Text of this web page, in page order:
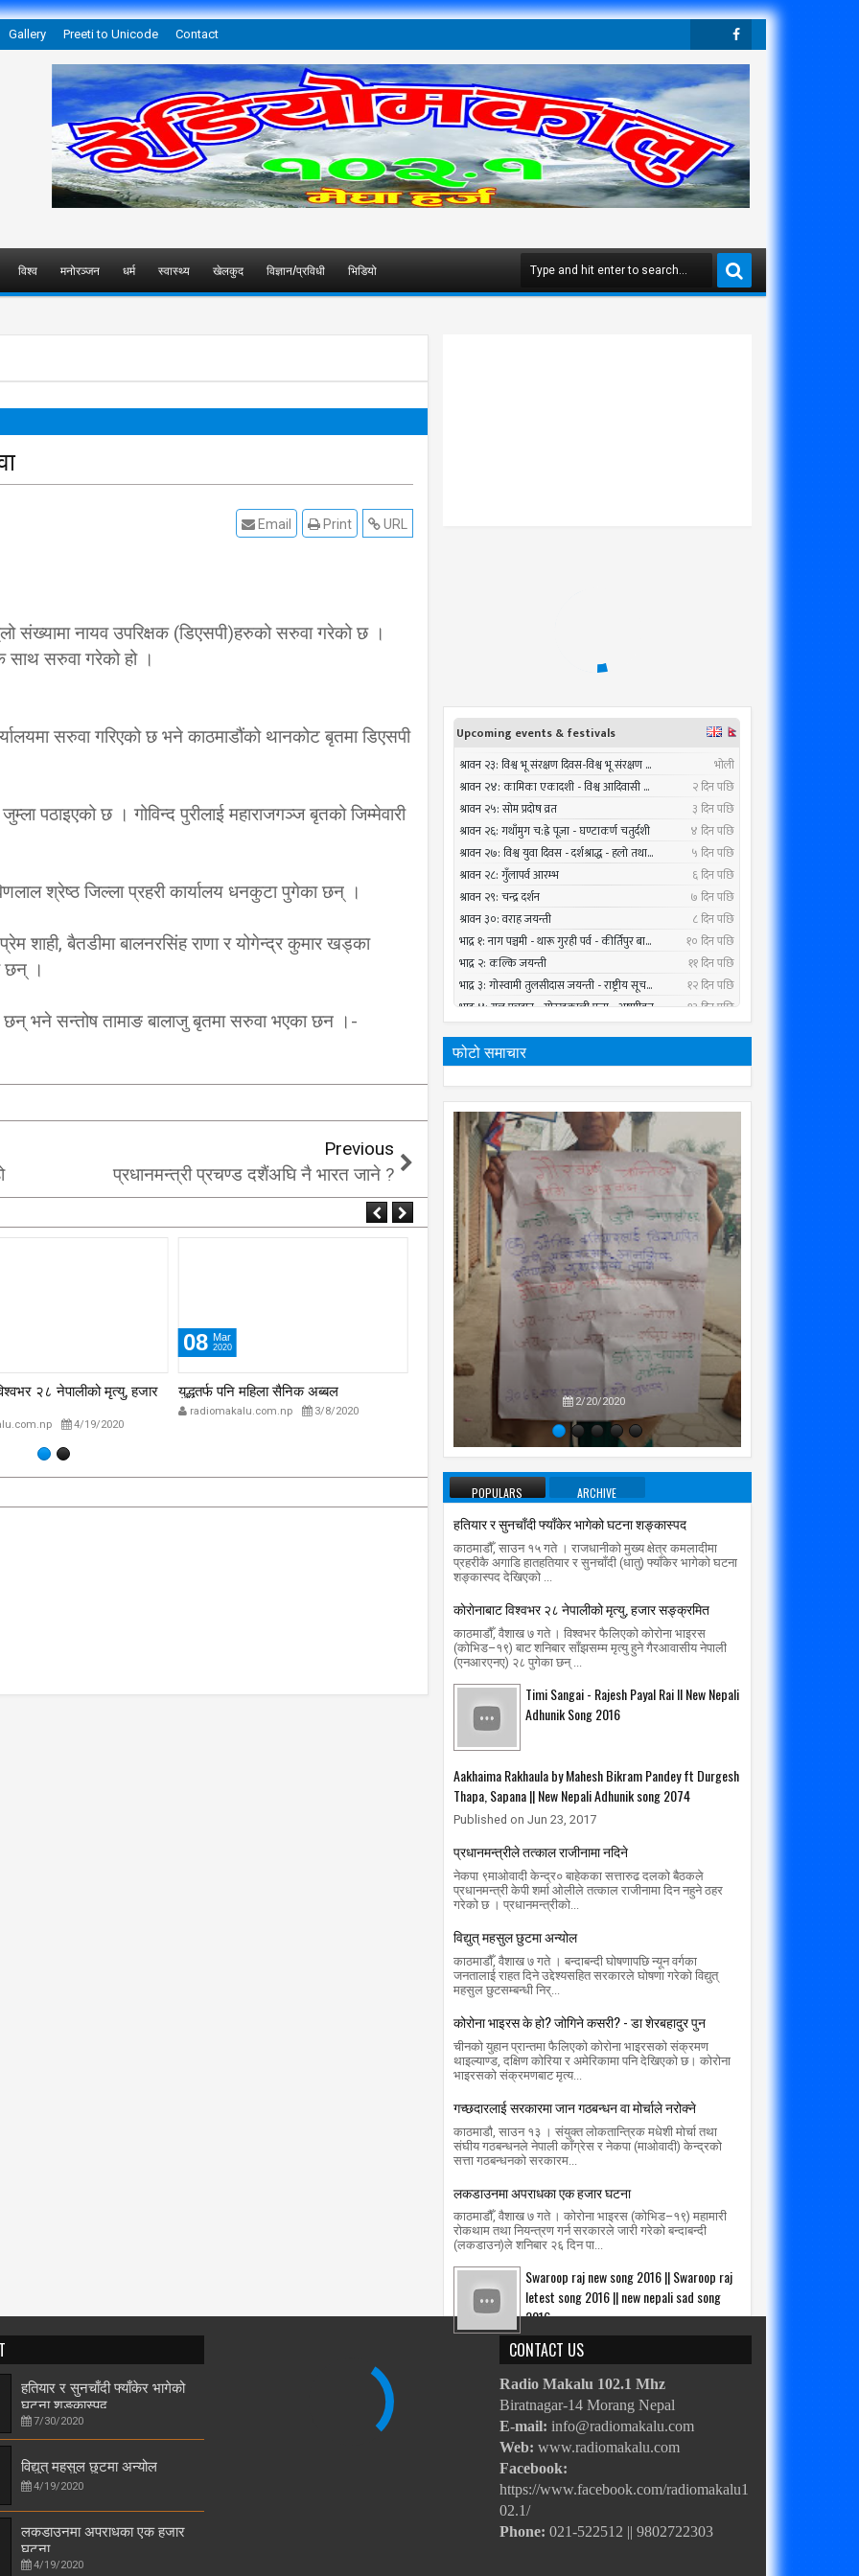
Gallery Preeti to Unicode Contact
Face
K
Twit
विश्व मनोरञ्जन धर्म स्वास्थ्य खेलकुद विज्ञान/प्रविधी भिडियो
URL
Print
Email
संख्यामा नायव उपरिक्षक (डिएसपी)हरुको सरुवा गरेको छ ।
साथ सरुवा गरेको हो ।
सरुवा गरिएको छ भने काठमाडौंको थानकोट बृतमा डिएसपी
पठाइएको छ । गोविन्द पुरीलाई महाराजगञ्ज बृतको जिम्मेवारी
श्रेष्ठ जिल्ला प्रहरी कार्यालय धनकुटा पुगेका छन् ।
शाही, बैतडीमा बालनरसिंह राणा र योगेन्द्र कुमार खड्का
छन् ।
भने सन्तोष तामाङ बालाजु बृतमा सरुवा भएका छन ।-
Previous
प्रधानमन्त्री प्रचण्ड दशैंअघि नै भारत जाने ?
२८ नेपालीको मृत्यु, हजार
4/19/2020
08 Mar
2020
युद्धतर्फ पनि महिला सैनिक अब्बल
radiomakalu.com.np 3/8/2020
प्रम मिर्गौला प्रत्यारोपणका लागि सोमबार
radiomakalu.com.np 3/1/2020
01 Mar
सार्वजनिक यातायात सेवा प्राधिकरण
radiomakalu.com.np
फोटो समाचार
चुनौति, के
सरकार ?
2/21/2018
पुराना पार्टीहरु चक्रपथमा
जति घुमे पनि कहिँ पुग्दैनन्’
2/20/2020
POPULARS ARCHIVE
हतियार र सुनचाँदी फ्याँकेर भागेको घटना शङ्कास्पद
काठमाडौँ, साउन १५ गते । राजधानीको मुख्य क्षेत्र कमलादीमा
प्रहरीकै अगाडि हातहतियार र सुनचाँदी (धातु) फ्याँकेर भागेको घटना
शङ्कास्पद देखिएको ...
काेराेनाबाट विश्वभर २८ नेपालीको मृत्यु, हजार सङ्क्रमित
काठमाडौँ, वैशाख ७ गते । विश्वभर फैलिएको कोरोना भाइरस
(कोभिड–१९) बाट शनिबार साँझसम्म मृत्यु हुने गैरआवासीय नेपाली
(एनआरएनए) २८ पुगेका छन् ...
Timi Sangai - Rajesh Payal Rai ll New Nepali
Adhunik Song 2016
Aakhaima Rakhaula by Mahesh Bikram Pandey ft Durgesh
Thapa, Sapana || New Nepali Adhunik song 2074
Published on Jun 23, 2017
प्रधानमन्त्रीले तत्काल राजीनामा नदिने
नेकपा ९माओवादी केन्द्र० बाहेकका सत्तारुढ दलको बैठकले
प्रधानमन्त्री केपी शर्मा ओलीले तत्काल राजीनामा दिन नहुने ठहर
गरेको छ । प्रधानमन्त्रीको...
विद्युत् महसुल छुटमा अन्योल
काठमाडौँ, वैशाख ७ गते । बन्दाबन्दी घोषणापछि न्यून वर्गका
जनतालाई राहत दिने उद्देश्यसहित सरकारले घोषणा गरेको विद्युत्
महसुल छुटसम्बन्धी निर्...
कोरोना भाइरस के हो? जोगिने कसरी? - डा शेरबहादुर पुन
चीनको युहान प्रान्तमा फैलिएको कोरोना भाइरसको संक्रमण
थाइल्याण्ड, दक्षिण कोरिया र अमेरिकामा पनि देखिएको छ। कोरोना
भाइरसको संक्रमणबाट मृत्य...
गच्छदारलाई सरकारमा जान गठबन्धन वा मोर्चाले नरोक्ने
काठमाडौ, साउन १३ । संयुक्त लोकतान्त्रिक मधेशी मोर्चा तथा
संघीय गठबन्धनले नेपाली काँग्रेस र नेकपा (माओवादी) केन्द्रको
सत्ता गठबन्धनको सरकारम...
लकडाउनमा अपराधका एक हजार घटना
काठमाडौँ, वैशाख ७ गते । कोरोना भाइरस (कोभिड–१९) महामारी
रोकथाम तथा नियन्त्रण गर्न सरकारले जारी गरेको बन्दाबन्दी
(लकडाउन)ले शनिबार २६ दिन पा...
Swaroop raj new song 2016 || Swaroop raj
letest song 2016 || new nepali sad song
2016
हतियार र सुनचाँदी फ्याँकेर भागेको
घटना शङ्कास्पद
7/30/2020
विद्युत् महसुल छुटमा अन्योल
4/19/2020
लकडाउनमा अपराधका एक हजार
घटना
4/19/2020
CONTACT US
Radio Makalu 102.1 Mhz
Biratnagar-14 Morang Nepal
E-mail: info@radiomakalu.com
Web: www.radiomakalu.com
Facebook:
https://www.facebook.com/radiomakalu1
02.1/
Phone: 021-522512 || 9802722303